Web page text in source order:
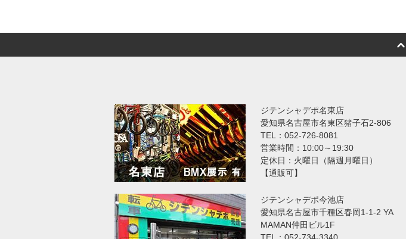
ジテンシャデポ名東店
愛知県名古屋市名東区猪子石2-806
TEL：052-726-8081
営業時間：10:00～19:30
定休日：火曜日（隔週月曜日）
【通販可】
ジテンシャデポ今池店
愛知県名古屋市千種区春岡1-1-2 YA
MAMAN仲田ビル1F